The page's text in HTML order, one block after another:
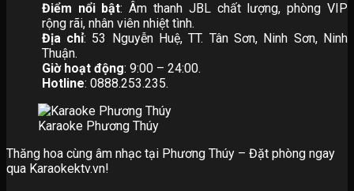
Điểm nổi bật: Âm thanh JBL chất lượng, phòng VIP
rộng rãi, nhân viên nhiệt tình.
Địa chỉ: 53 Nguyễn Huệ, TT. Tân Sơn, Ninh Sơn, Ninh
Thuận.
Giờ hoạt động: 9:00 – 24:00.
Hotline: 0888.253.235.
Karaoke Phương Thúy
Thăng hoa cùng âm nhạc tại Phương Thúy – Đặt phòng ngay
qua Karaokektv.vn!